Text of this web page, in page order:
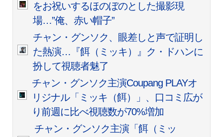
をお祝いするほのぼのとした撮影現
場…”俺、赤い帽子”
チャン・グンソク、眼差しと声で証明し
た熱演…『餌（ミッキ）』ク・ドハンに
扮して視聴者魅了
チャン・グンソク主演Coupang PLAYオ
リジナル「ミッキ（餌）」、口コミ広が
り前週に比べ視聴数が70%増加
チャン・グンソク主演「餌（ミッ